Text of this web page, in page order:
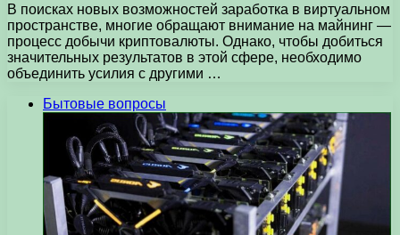
В поисках новых возможностей заработка в виртуальном
пространстве, многие обращают внимание на майнинг —
процесс добычи криптовалюты. Однако, чтобы добиться
значительных результатов в этой сфере, необходимо
объединить усилия с другими …
Бытовые вопросы